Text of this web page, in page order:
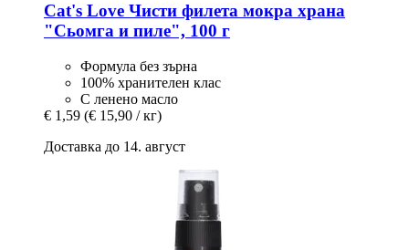
Cat's Love Чисти филета мокра храна
"Сьомга и пиле", 100 г
Формула без зърна
100% хранителен клас
С ленено масло
€ 1,59 (€ 15,90 / кг)
Доставка до 14. август